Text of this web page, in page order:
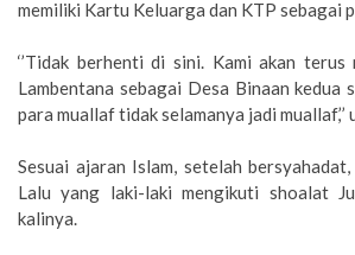
memiliki Kartu Keluarga dan KTP sebagai
‘’Tidak berhenti di sini. Kami akan terus
Lambentana sebagai Desa Binaan kedua
para muallaf tidak selamanya jadi
Sesuai ajaran Islam, setelah
Lalu yang laki-laki mengikuti shoalat
kalinya.